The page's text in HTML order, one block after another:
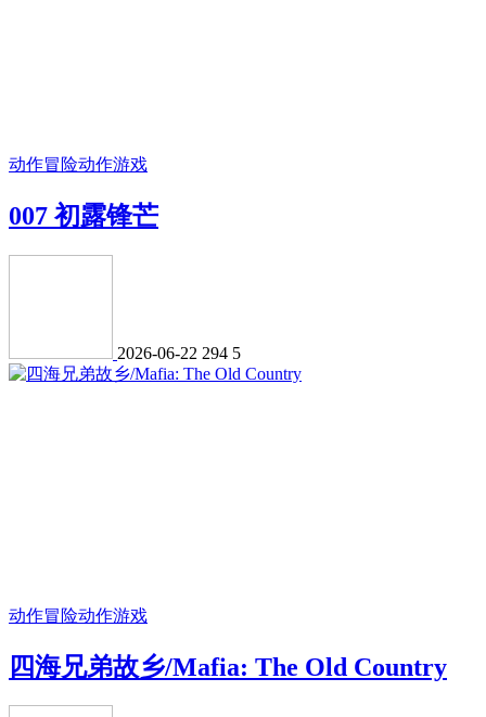
动作冒险动作游戏
007 初露锋芒
2026-06-22 294 5
动作冒险动作游戏
四海兄弟故乡/Mafia: The Old Country